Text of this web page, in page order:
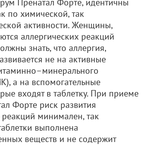
по химической, так
активности. Женщины,
аллергических реакций
знать, что аллергия,
не на активные
а на вспомогательные
входят в таблетку. При приеме
Форте риск развития
реакций минимален, так
выполнена
веществ и не содержит